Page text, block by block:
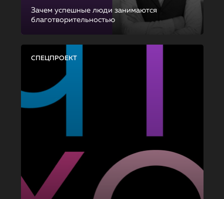
Зачем успешные люди занимаются
благотворительностью
СПЕЦПРОЕКТ